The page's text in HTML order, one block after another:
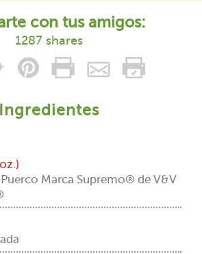
con tus amigos:
1287 shares
Ingredientes
Marca Supremo® de V&V